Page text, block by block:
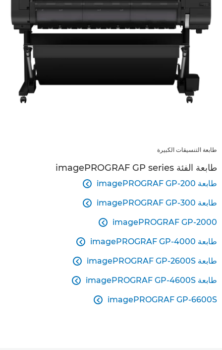
طابعة التنسيقات الكبيرة
طابعة الفئة imagePROGRAF GP series
طابعة imagePROGRAF GP-200 
طابعة imagePROGRAF GP-300 
imagePROGRAF GP-2000

طابعة imagePROGRAF GP-4000 
طابعة imagePROGRAF GP-2600S 
طابعة imagePROGRAF GP-4600S 
imagePROGRAF GP-6600S
